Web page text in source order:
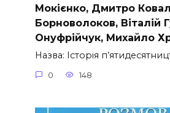
Мокієнко, Дмитро
Борноволоков, Віталій
Онуфрійчук, Михайло
Назва: Історія
0 148